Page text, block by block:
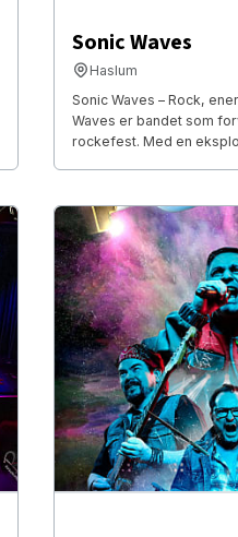
Sonic Waves
Haslum
Sonic Waves – Rock,
Waves er bandet som
rockefest. Med en